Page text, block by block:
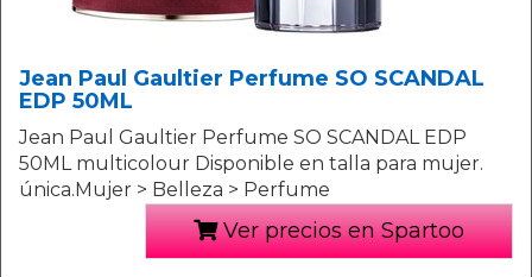
Jean Paul Gaultier Perfume SO SCANDAL
EDP 50ML
Jean Paul Gaultier Perfume SO SCANDAL EDP
50ML multicolour Disponible en talla para mujer.
única.Mujer > Belleza > Perfume
Ver precios en Spartoo